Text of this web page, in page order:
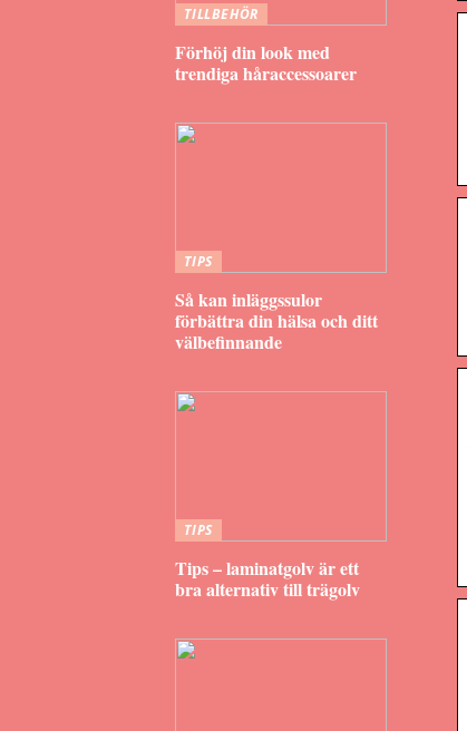
TILLBEHÖR
Förhöj din look med
trendiga håraccessoarer
TIPS
Så kan inläggssulor
förbättra din hälsa och ditt
välbefinnande
TIPS
Tips – laminatgolv är ett
bra alternativ till trägolv